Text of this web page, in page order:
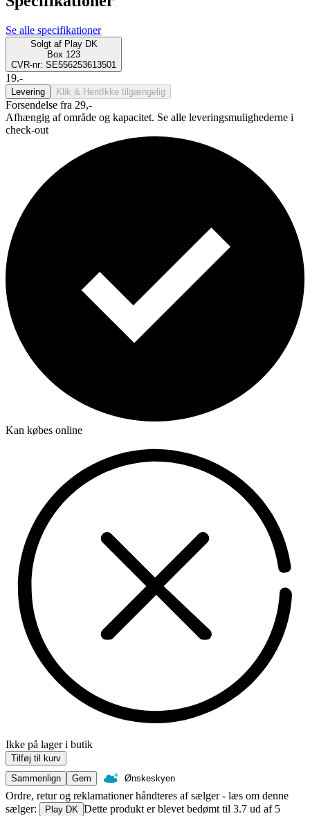
Se alle specifikationer
Solgt af Play DK
Box 123
CVR-nr: SE556253613501
19.-
Levering Klik & Hent Ikke tilgængelig
Forsendelse fra 29,-
Afhængig af område og kapacitet. Se alle leveringsmulighederne i
check-out
Kan købes online
Ikke på lager i butik
Tilføj til kurv
Sammenlign
Gem Ønskeskyen
Ordre, retur og reklamationer håndteres af sælger - læs om denne
sælger:
Play DK Dette produkt er blevet bedømt til 3.7 ud af 5